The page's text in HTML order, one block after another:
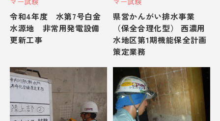
令和4年度 水第7号白金
水源地 非常用発電設備
更新工事
県営かんがい排水事業
（保全合理化型） 西濃用
水地区第1期機能保全計画
策定業務